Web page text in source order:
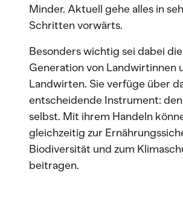
Minder. Aktuell gehe alles in
Schritten vorwärts.
Besonders wichtig sei dabei
Generation von Landwirtinnen
Landwirten. Sie verfüge über
entscheidende Instrument:
selbst. Mit ihrem Handeln
gleichzeitig zur
Biodiversität und zum
beitragen.